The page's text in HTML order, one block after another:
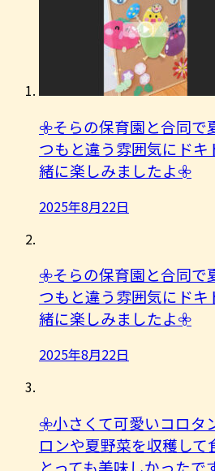
𖧷そらの保育園と合同で
つもと違う雰囲気にド
緒に楽しみましたよ︎𖧷
2025年8月22日
𖧷そらの保育園と合同で
つもと違う雰囲気にド
緒に楽しみましたよ︎𖧷
2025年8月22日
𖧷小さくて可愛いコロタ
ロンや夏野菜を収穫し
とっても美味しかった